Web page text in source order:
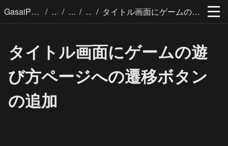
GasaiPages / / / / タイトル画面にゲームの遊び方ページへの遷移ボタンの追加
タイトル画面にゲームの遊
び方ページへの遷移ボタン
の追加